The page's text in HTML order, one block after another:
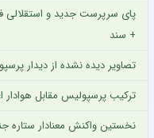
پای سرپرست جدید و استقلالی
+ سند
تصاویر دیده نشده از دیدار
ترکیب پرسپولیس مقابل
نخستین واکنش معنادار